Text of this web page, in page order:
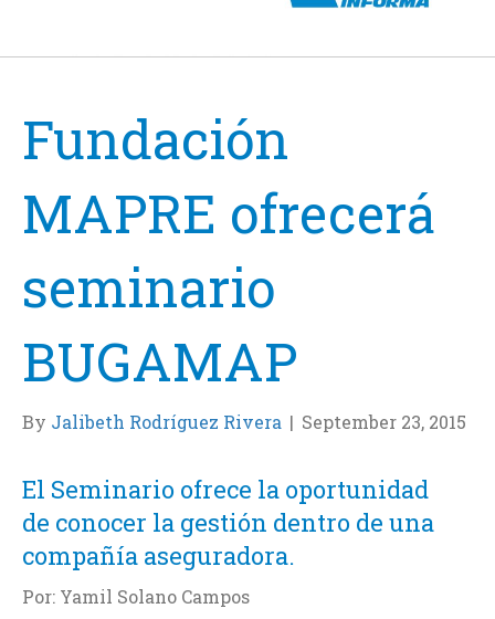
Fundación
MAPRE ofrecerá
seminario
BUGAMAP
By Jalibeth Rodríguez Rivera | September 23, 2015
El Seminario ofrece la oportunidad
de conocer la gestión dentro de una
compañía aseguradora.
Por: Yamil Solano Campos